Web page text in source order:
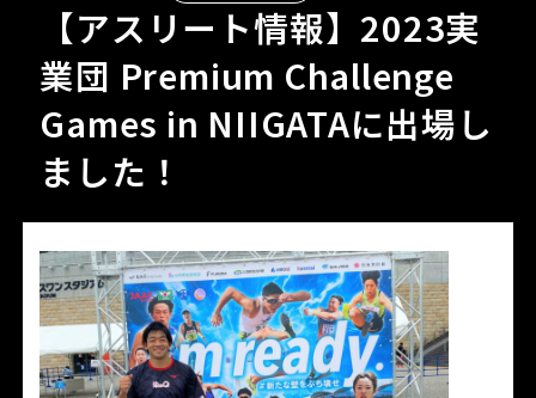
【アスリート情報】2023実
業団 Premium Challenge
Games in NIIGATAに出場し
ました！